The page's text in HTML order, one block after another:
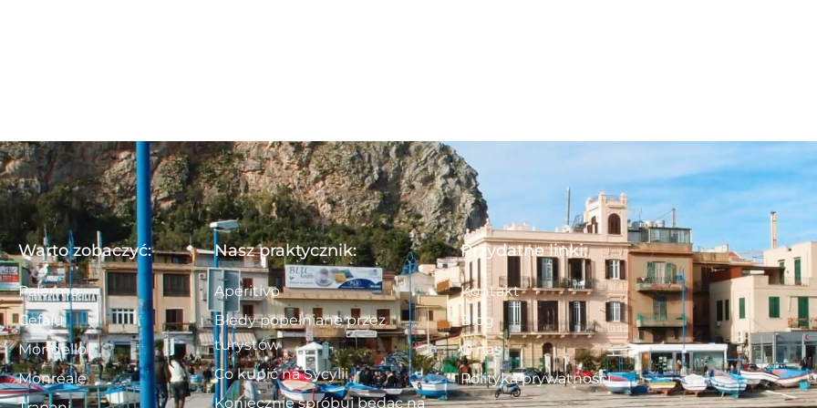
Warto zobaczyć:
Palermo
Cefalu
Mondello
Monreale
Nasz praktycznik:
Aperitivo
Błędy popełniane przez
turystów
Co kupić na Sycylii
Koniecznie spróbuj będąc na
Przydatne linki:
Kontakt
Blog
O nas
Polityka prywatności